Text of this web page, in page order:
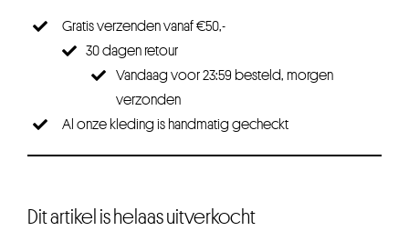
Gratis verzenden vanaf €50,-
30 dagen retour
Vandaag voor 23:59 besteld, morgen
verzonden
Al onze kleding is handmatig gecheckt
Dit artikel is helaas uitverkocht